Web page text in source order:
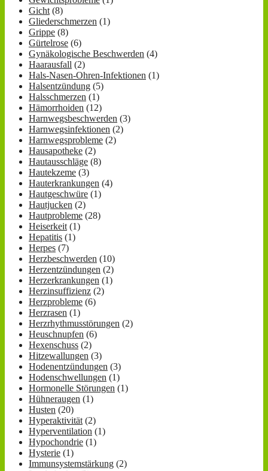
Gicht(8)
Gliederschmerzen (1)
Grippe (8)
Gürtelrose (6)
Gynäkologische Beschwerden (4)
Haarausfall (2)
Hals-Nasen-Ohren-Infektionen (1)
Halsentzündung (5)
Halsschmerzen (1)
Hämorrhoiden (12)
Harnwegsbeschwerden (3)
Harnwegsinfektionen (2)
Harnwegsprobleme (2)
Hausapotheke (2)
Hautausschläge (8)
Hautekzeme (3)
Hauterkrankungen (4)
Hautgeschwüre (1)
Hautjucken (2)
Hautprobleme (28)
Heiserkeit(1)
Hepatitis (1)
Herpes (7)
Herzbeschwerden (10)
Herzentzündungen (2)
Herzerkrankungen (1)
Herzinsuffizienz (2)
Herzprobleme (6)
Herzrasen (1)
Herzrhythmusstörungen (2)
Heuschnupfen (6)
Hexenschuss (2)
Hitzewallungen (3)
Hodenentzündungen (3)
Hodenschwellungen (1)
Hormonelle Störungen (1)
Hühneraugen (1)
Husten (20)
Hyperaktivität(2)
Hyperventilation (1)
Hypochondrie (1)
Hysterie (1)
Immunsystemstärkung (2)